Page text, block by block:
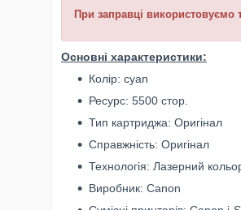
При заправці
Основні характеристики:
Колір: cyan
Ресурс: 5500 стор.
Тип картриджа: Оригінал
Справжність: Оригінал
Технологія: Лазерний
Виробник: Canon